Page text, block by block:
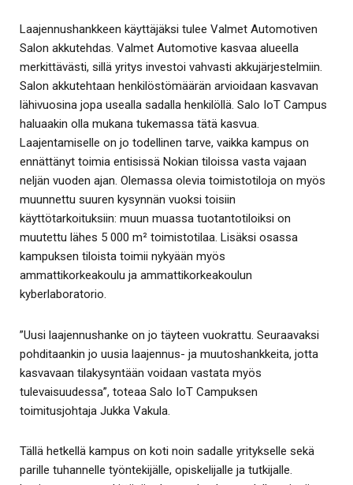
Laajennushankkeen käyttäjäksi tulee Valmet Automotiven
Salon akkutehdas. Valmet Automotive kasvaa alueella
merkittävästi, sillä yritys investoi vahvasti akkujärjestelmiin.
Salon akkutehtaan henkilöstömäärän arvioidaan kasvavan
lähivuosina jopa usealla sadalla henkilöllä. Salo IoT Campus
haluaakin olla mukana tukemassa tätä kasvua.
Laajentamiselle on jo todellinen tarve, vaikka kampus on
ennättänyt toimia entisissä Nokian tiloissa vasta vajaan
neljän vuoden ajan. Olemassa olevia toimistotiloja on myös
muunnettu suuren kysynnän vuoksi toisiin
käyttötarkoituksiin: muun muassa tuotantotiloiksi on
muutettu lähes 5 000 m² toimistotilaa. Lisäksi osassa
kampuksen tiloista toimii nykyään myös
ammattikorkeakoulu ja ammattikorkeakoulun
kyberlaboratorio.
”Uusi laajennushanke on jo täyteen vuokrattu. Seuraavaksi
pohditaankin jo uusia laajennus- ja muutoshankkeita, jotta
kasvavaan tilakysyntään voidaan vastata myös
tulevaisuudessa”, toteaa Salo IoT Campuksen
toimitusjohtaja Jukka Vakula.
Tällä hetkellä kampus on koti noin sadalle yritykselle sekä
parille tuhannelle työntekijälle, opiskelijalle ja tutkijalle.